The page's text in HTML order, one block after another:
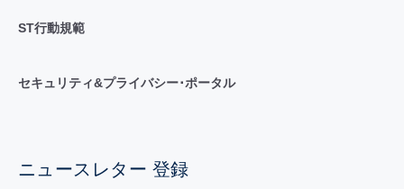
ST行動規範
セキュリティ&プライバシー･ポータル
ニュースレター 登録